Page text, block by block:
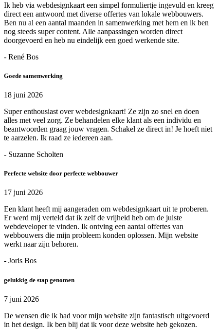
Ik heb via webdesignkaart een simpel formuliertje ingevuld en kreeg
direct een antwoord met diverse offertes van lokale webbouwers.
Ben nu al een aantal maanden in samenwerking met hem en ik ben
nog steeds super content. Alle aanpassingen worden direct
doorgevoerd en heb nu eindelijk een goed werkende site.
- René Bos
Goede samenwerking
18 juni 2026
Super enthousiast over webdesignkaart! Ze zijn zo snel en doen
alles met veel zorg. Ze behandelen elke klant als een individu en
beantwoorden graag jouw vragen. Schakel ze direct in! Je hoeft niet
te aarzelen. Ik raad ze iedereen aan.
- Suzanne Scholten
Perfecte website door perfecte webbouwer
17 juni 2026
Een klant heeft mij aangeraden om webdesignkaart uit te proberen.
Er werd mij verteld dat ik zelf de vrijheid heb om de juiste
webdeveloper te vinden. Ik ontving een aantal offertes van
webbouwers die mijn probleem konden oplossen. Mijn website
werkt naar zijn behoren.
- Joris Bos
gelukkig de stap genomen
7 juni 2026
De wensen die ik had voor mijn website zijn fantastisch uitgevoerd
in het design. Ik ben blij dat ik voor deze website heb gekozen.